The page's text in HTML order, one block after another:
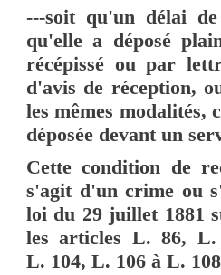
---soit qu'un délai
qu'elle a déposé
récépissé ou par
d'avis de réception,
les mêmes modalités,
déposée devant un
Cette condition de
s'agit d'un crime ou
loi du 29 juillet 1881
les articles L. 86,
L. 104, L. 106 à L.